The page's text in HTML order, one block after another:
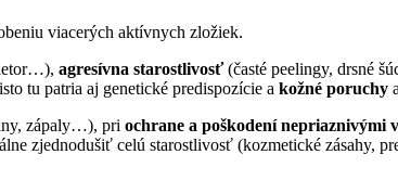
viacerých aktívnych zložiek.
agresívna starostlivosť(časté peelingy, drsné
tu patria aj genetické predispozície a kožné poruchy
zápaly…), pri ochrane a poškodení nepriaznivými
zjednodušiť celú starostlivosť (kozmetické zásahy,